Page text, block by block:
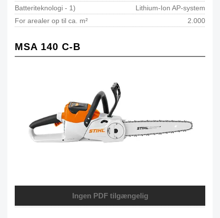
Batteriteknologi - 1)
Lithium-Ion AP-system
For arealer op til ca. m²
2.000
MSA 140 C-B
Ingen PDF tilgængelig